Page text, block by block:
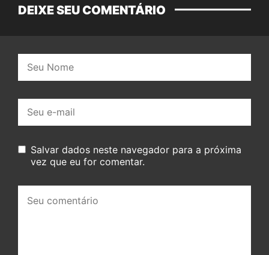
DEIXE SEU COMENTÁRIO
mail:
Salvar dados neste navegador para a próxima
vez que eu for comentar.
comentário: